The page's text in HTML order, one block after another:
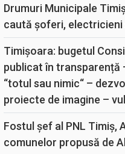
Drumuri Municipale
caută șoferi,
Timișoara: bugetul
publicat în transparență
“totul sau nimic“ –
proiecte de imagine –
Fostul șef al PNL Timiș,
comunelor propusă de